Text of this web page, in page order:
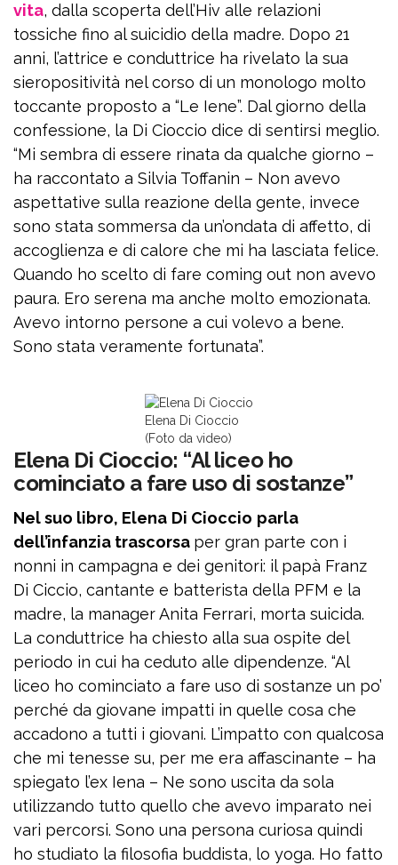
vita, dalla scoperta dell’Hiv alle relazioni
tossiche fino al suicidio della madre. Dopo 21
anni, l’attrice e conduttrice ha rivelato la sua
sieropositività nel corso di un monologo molto
toccante proposto a “Le Iene”. Dal giorno della
confessione, la Di Cioccio dice di sentirsi meglio.
“Mi sembra di essere rinata da qualche giorno –
ha raccontato a Silvia Toffanin – Non avevo
aspettative sulla reazione della gente, invece
sono stata sommersa da un’ondata di affetto, di
accoglienza e di calore che mi ha lasciata felice.
Quando ho scelto di fare coming out non avevo
paura. Ero serena ma anche molto emozionata.
Avevo intorno persone a cui volevo a bene.
Sono stata veramente fortunata”.
Elena Di Cioccio
(Foto da video)
Elena Di Cioccio: “Al liceo ho
cominciato a fare uso di sostanze”
Nel suo libro, Elena Di Cioccio parla
dell’infanzia trascorsa per gran parte con i
nonni in campagna e dei genitori: il papà Franz
Di Ciccio, cantante e batterista della PFM e la
madre, la manager Anita Ferrari, morta suicida.
La conduttrice ha chiesto alla sua ospite del
periodo in cui ha ceduto alle dipendenze. “Al
liceo ho cominciato a fare uso di sostanze un po’
perché da giovane impatti in quelle cosa che
accadono a tutti i giovani. L’impatto con qualcosa
che mi tenesse su, per me era affascinante – ha
spiegato l’ex Iena – Ne sono uscita da sola
utilizzando tutto quello che avevo imparato nei
vari percorsi. Sono una persona curiosa quindi
ho studiato la filosofia buddista, lo yoga. Ho fatto